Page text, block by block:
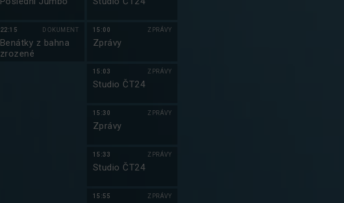
22:15 DOKUMENT
Benátky z bahna
zrozené
15:00 ZPRÁVY
Zprávy
15:03 ZPRÁVY
Studio ČT24
15:30 ZPRÁVY
Zprávy
15:33 ZPRÁVY
Studio ČT24
15:55 ZPRÁVY